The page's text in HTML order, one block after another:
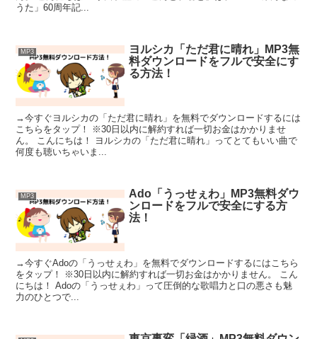
うた」60周年記...
MP3
ヨルシカ「ただ君に晴れ」MP3無
料ダウンロードをフルで安全にす
る方法！
→今すぐヨルシカの「ただ君に晴れ」を無料でダウンロードするには
こちらをタップ！ ※30日以内に解約すれば一切お金はかかりませ
ん。 こんにちは！ ヨルシカの「ただ君に晴れ」ってとてもいい曲で
何度も聴いちゃいま...
MP3
Ado「うっせぇわ」MP3無料ダウ
ンロードをフルで安全にする方
法！
→今すぐAdoの「うっせぇわ」を無料でダウンロードするにはこちら
をタップ！ ※30日以内に解約すれば一切お金はかかりません。 こん
にちは！ Adoの「うっせぇわ」って圧倒的な歌唱力と口の悪さも魅
力のひとつで...